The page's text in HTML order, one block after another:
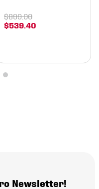
$539 40
$899.00
Newsletter!